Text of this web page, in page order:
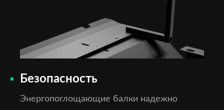
Безопасность
Энергопоглощающие балки надежно